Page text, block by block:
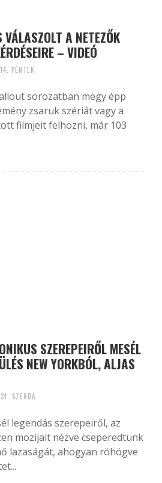
A NETEZŐK
– VIDEÓ
PÉNTEK
sorozatban megy épp
zsaruk szériát vagy a
filmjeit felhozni, már 103
SZEREPEIRŐL MESÉL
NEW YORKBÓL, ALJAS
SZERDA
legendás szerepeiről, az
mozijait nézve cseperedtünk
lazaságát, ahogyan röhögve